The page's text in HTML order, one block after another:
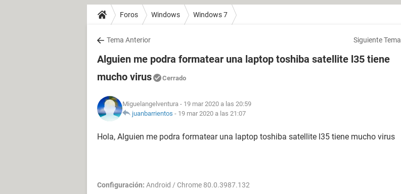
Foros Windows Windows 7
Tema Anterior Siguiente Tema
Alguien me podra formatear una laptop toshiba satellite l35 tiene
mucho virus
Cerrado
Miguelangelventura - 19 mar 2020 a las 20:59
juanbarrientos - 19 mar 2020 a las 21:07
Hola, Alguien me podra formatear una laptop toshiba satellite l35 tiene mucho virus
Configuración: Android / Chrome 80.0.3987.132